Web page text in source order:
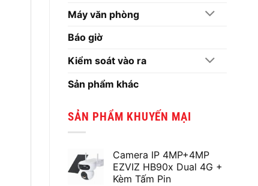
Máy văn phòng
Báo giờ
Kiểm soát vào ra
Sản phẩm khác
SẢN PHẨM KHUYẾN MẠI
Camera IP 4MP+4MP
EZVIZ HB90x Dual 4G +
Kèm Tấm Pin